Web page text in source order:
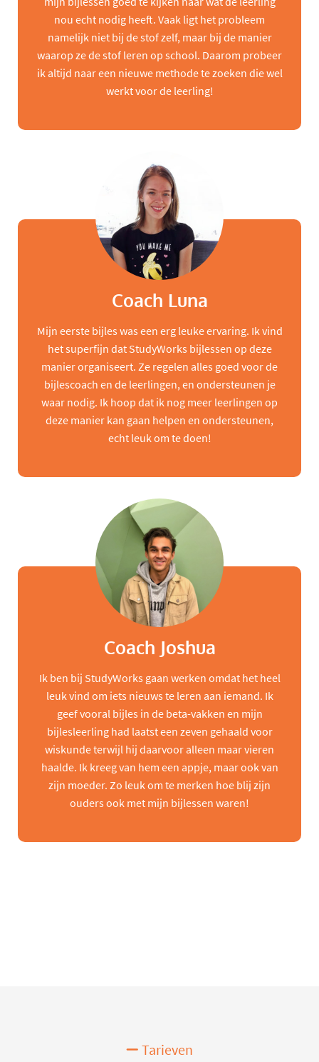
nou echt nodig heeft. Vaak ligt het probleem
namelijk niet bij de stof zelf, maar bij de manier
waarop ze de stof leren op school. Daarom probeer
ik altijd naar een nieuwe methode te zoeken die wel
werkt voor de leerling!
Coach Luna
Mijn eerste bijles was een erg leuke ervaring. Ik vind
het superfijn dat StudyWorks bijlessen op deze
manier organiseert. Ze regelen alles goed voor de
bijlescoach en de leerlingen, en ondersteunen je
waar nodig. Ik hoop dat ik nog meer leerlingen op
deze manier kan gaan helpen en ondersteunen,
echt leuk om te doen!
Coach Joshua
Ik ben bij StudyWorks gaan werken omdat het heel
leuk vind om iets nieuws te leren aan iemand. Ik
geef vooral bijles in de beta-vakken en mijn
bijlesleerling had laatst een zeven gehaald voor
wiskunde terwijl hij daarvoor alleen maar vieren
haalde. Ik kreeg van hem een appje, maar ook van
zijn moeder. Zo leuk om te merken hoe blij zijn
ouders ook met mijn bijlessen waren!
Tarieven